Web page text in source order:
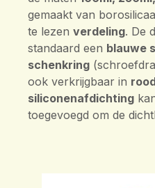
gemaakt van
te lezen verdeling. De
standaard een blauwe
schenkring
ook verkrijgbaar in
siliconenafdichting
toegevoegd om de